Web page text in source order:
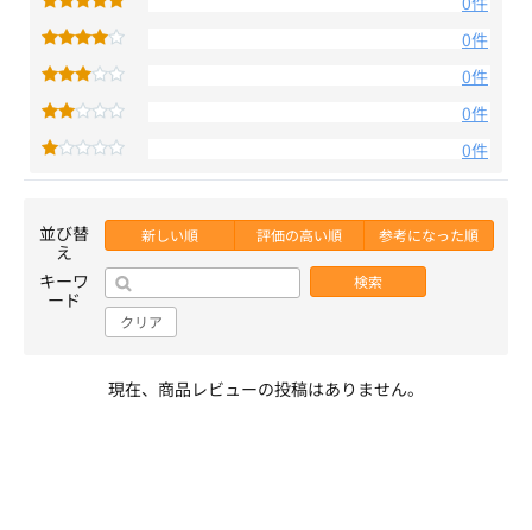
0件
0件
0件
0件
並び替
え
新しい順 評価の高い順 参考になった順
キーワ
ード
検索
クリア
現在、商品レビューの投稿はありません。